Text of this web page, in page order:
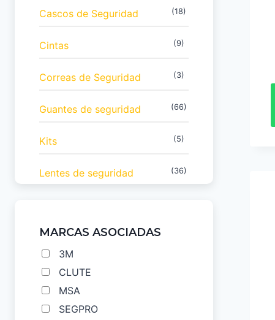
Cascos de Seguridad (18)
Cintas (9)
Correas de Seguridad (3)
Guantes de seguridad (66)
Kits (5)
Lentes de seguridad (36)
Liquidación
Marcas
MARCAS ASOCIADAS
3M
CLUTE
MSA
SEGPRO